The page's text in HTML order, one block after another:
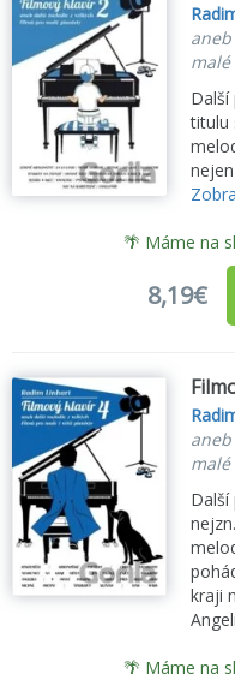
titulu
🌴 Máme na
8,19€
Další
kraji
🌴 Máme na